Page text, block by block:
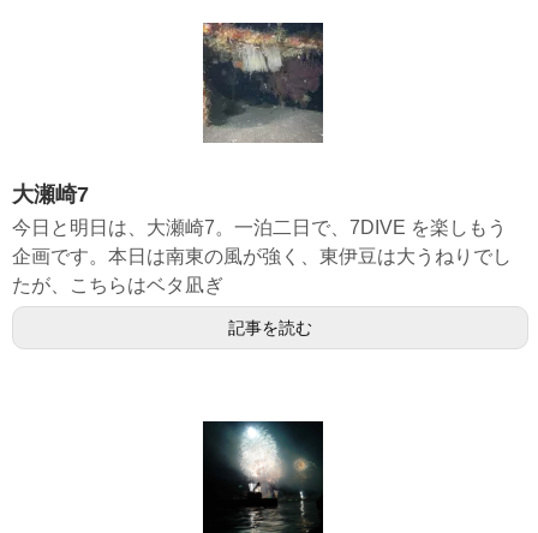
大瀬崎7
今日と明日は、大瀬崎7。一泊二日で、7DIVE を楽しもう
企画です。本日は南東の風が強く、東伊豆は大うねりでし
たが、こちらはベタ凪ぎ
記事を読む